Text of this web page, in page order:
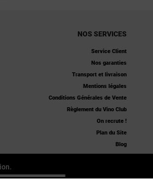
NOS SERVICES
Service Client
Nos garanties
Transport et livraison
Mentions légales
Conditions Générales de Vente
Règlement du Vino Club
On recrute !
Plan du Site
Blog